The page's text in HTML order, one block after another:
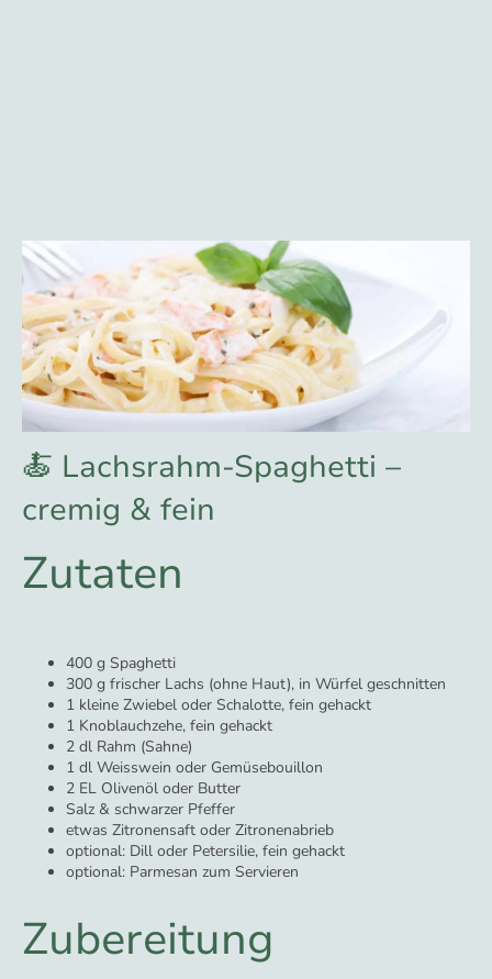
🍝 Lachsrahm-Spaghetti –
cremig & fein
Zutaten
400 g Spaghetti
300 g frischer Lachs (ohne Haut), in Würfel geschnitten
1 kleine Zwiebel oder Schalotte, fein gehackt
1 Knoblauchzehe, fein gehackt
2 dl Rahm (Sahne)
1 dl Weisswein oder Gemüsebouillon
2 EL Olivenöl oder Butter
Salz & schwarzer Pfeffer
etwas Zitronensaft oder Zitronenabrieb
optional: Dill oder Petersilie, fein gehackt
optional: Parmesan zum Servieren
Zubereitung